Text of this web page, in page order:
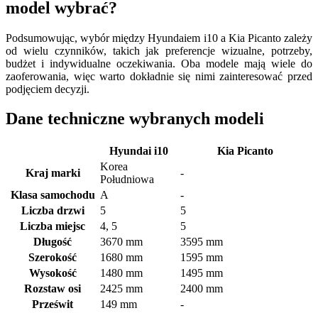
model wybrać?
Podsumowując, wybór między Hyundaiem i10 a Kia Picanto zależy
od wielu czynników, takich jak preferencje wizualne, potrzeby,
budżet i indywidualne oczekiwania. Oba modele mają wiele do
zaoferowania, więc warto dokładnie się nimi zainteresować przed
podjęciem decyzji.
Dane techniczne wybranych modeli
Hyundai i10
Kia Picanto
Kraj marki
Korea
Południowa
-
Klasa samochodu A
-
Liczba drzwi
5
5
Liczba miejsc
4, 5
5
Długość
3670 mm
3595 mm
Szerokość
1680 mm
1595 mm
Wysokość
1480 mm
1495 mm
Rozstaw osi
2425 mm
2400 mm
Prześwit
149 mm
-